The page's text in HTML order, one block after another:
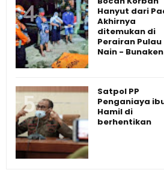
Hanyut dari
Akhirnya
ditemukan di
Perairan Pulau
Nain - Bunaken
Satpol PP
Penganiaya
Hamil di
berhentikan